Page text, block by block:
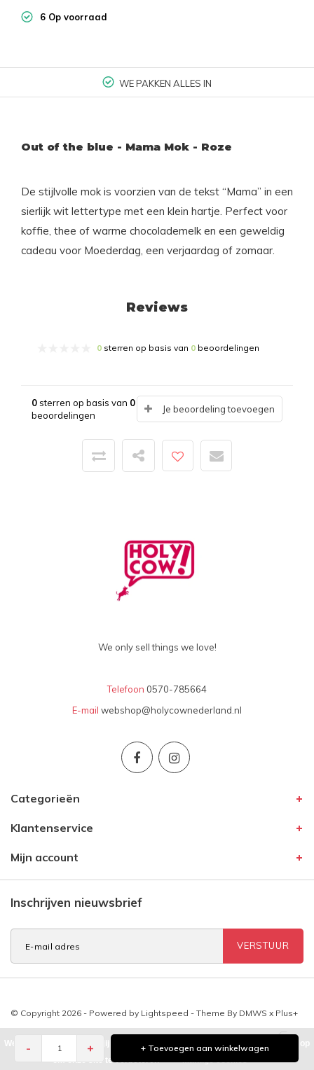
6 Op voorraad
- + + Toevoegen aan winkelwagen
WE PAKKEN ALLES IN
Out of the blue - Mama Mok - Roze
De stijlvolle mok is voorzien van de tekst “Mama” in een
sierlijk wit lettertype met een klein hartje. Perfect voor
koffie, thee of warme chocolademelk en een geweldig
cadeau voor Moederdag, een verjaardag of zomaar.
Reviews
0 sterren op basis van 0 beoordelingen
0sterren op basis van 0
beoordelingen
Je beoordeling toevoegen
We only sell things we love!
Telefoon 0570-785664
E-mail webshop@holycownederland.nl
Categorieën
Klantenservice
Mijn account
Inschrijven nieuwsbrief
VERSTUUR
© Copyright 2026 - Powered by Lightspeed - Theme By DMWS x Plus+
We houden van cookies, jij ook? we eten ze graag maar slaan ook cookies op
om onze site te verbeteren
Manage cookies